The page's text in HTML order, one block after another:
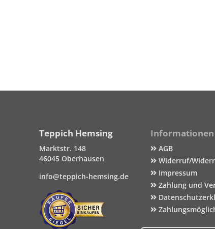
Teppich Hemsing
Marktstr. 148
46045 Oberhausen
info@teppich-hemsing.de
Informationen
AGB
Widerruf/
Impressum
Zahlung und